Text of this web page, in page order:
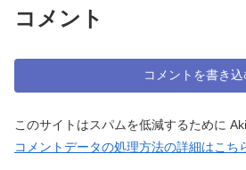
コメント
コメントを書き込
このサイトはスパムを低減するために
コメントデータの処理方法の詳細はこち